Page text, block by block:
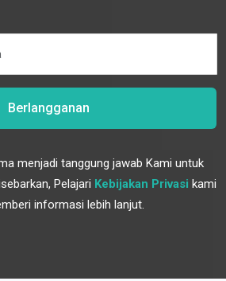
Berlangganan
menjadi tanggung jawab Kami untuk
Pelajari Kebijakan Privasi kami
informasi lebih lanjut.